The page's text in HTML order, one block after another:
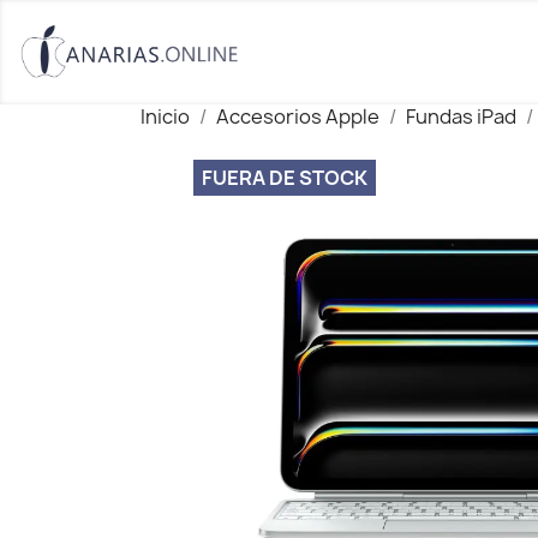
Inicio Accesorios Apple Fundas iPad
FUERA DE STOCK